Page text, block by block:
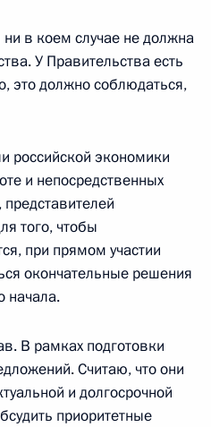
в коем случае не должна
У Правительства есть
это должно соблюдаться,
российской экономики
и непосредственных
того, чтобы
при прямом участии
окончательные решения
начала.
В рамках подготовки
Считаю, что они
и долгосрочной
приоритетные